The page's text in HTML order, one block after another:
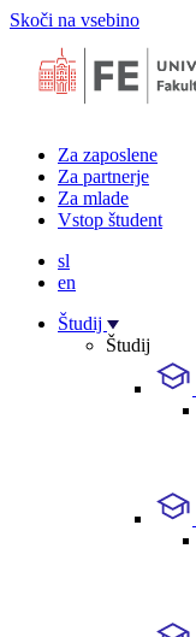
Skoči na vsebino
Za zaposlene
Za partnerje
Za mlade
Vstop študent
sl
en
Študij
Študij